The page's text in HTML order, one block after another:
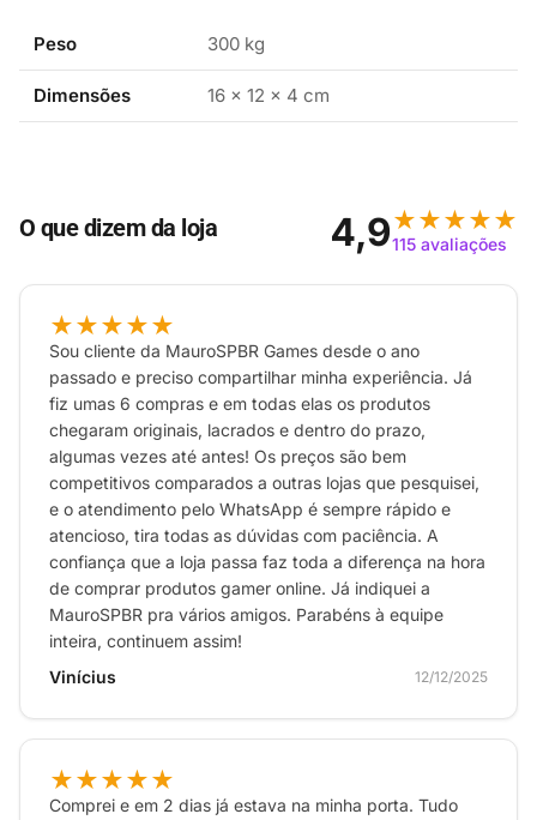
duas diferentes opções de cor em tons pastéis,
como o Rosa e o Amarelo.
Destaque-se com os novos controles Joy-Con em
casa ou em movimento, você ficará cheio de estilo
com esses controles coloridos! Os jogos ganham
vida através de controles de movimento fáceis de
usar e vibração HD – funcionalidades avançadas
de vibração integradas em cada Joy-Con.
Dependendo do jogo, você pode usar um único
Joy-Con em cada mão – ou até mesmo
compartilhar o segundo com um amigo. Você pode
comprar uma variedade de Joy-Con em cores
diferentes para se destacar na multidão ou
simplesmente colecioná-los para se divertir! Inclui
um Joy-Con rosa pastel (L), um Joy-Con amarelo
pastel (R) e duas alças Joy-Con pretas
Peso 300 kg
Dimensões 16 × 12 × 4 cm
O que dizem da loja 4,9★★★★★
115 avaliações
★★★★★
Sou cliente da MauroSPBR Games desde o ano
passado e preciso compartilhar minha experiência. Já
fiz umas 6 compras e em todas elas os produtos
chegaram originais, lacrados e dentro do prazo,
algumas vezes até antes! Os preços são bem
competitivos comparados a outras lojas que pesquisei,
e o atendimento pelo WhatsApp é sempre rápido e
atencioso, tira todas as dúvidas com paciência. A
confiança que a loja passa faz toda a diferença na hora
de comprar produtos gamer online. Já indiquei a
MauroSPBR pra vários amigos. Parabéns à equipe
inteira, continuem assim!
Vinícius
12/12/2025
★★★★★
Comprei e em 2 dias já estava na minha porta. Tudo